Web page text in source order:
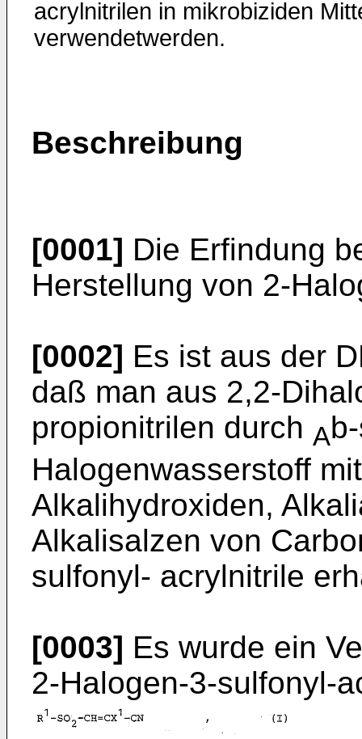
acrylnitrilen in mikrobiziden
verwendetwerden.
Beschreibung
[0001] Die Erfindung
Herstellung von 2-
[0002] Es ist aus der
daß man aus 2,2-
propionitrilen durch A
Halogenwasserstoff
Alkalihydroxiden,
Alkalisalzen von
sulfonyl- acrylnitrile
[0003] Es wurde ein
2-Halogen-3-sulfonyl-